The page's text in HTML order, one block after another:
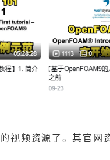
的视频资源了。其官网